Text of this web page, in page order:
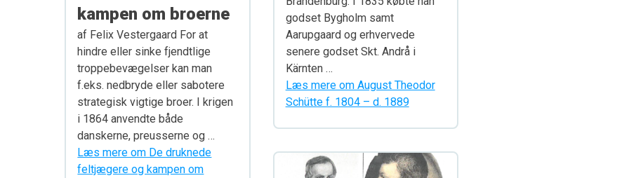
kampen om broerne
af Felix Vestergaard For at
hindre eller sinke fjendtlige
troppebevægelser kan man
f.eks. nedbryde eller sabotere
strategisk vigtige broer. I krigen
i 1864 anvendte både
danskerne, preusserne og …
Læs mere om De druknede
feltjægere og kampen om
godset Bygholm samt
Aarupgaard og erhvervede
senere godset Skt. Andrå i
Kärnten …
Læs mere om August Theodor
Schütte f. 1804 – d. 1889